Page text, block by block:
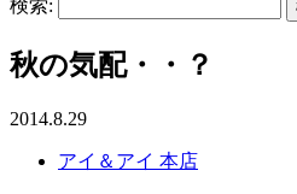
検索:
秋の気配・・？
2014.8.29
アイ＆アイ 本店